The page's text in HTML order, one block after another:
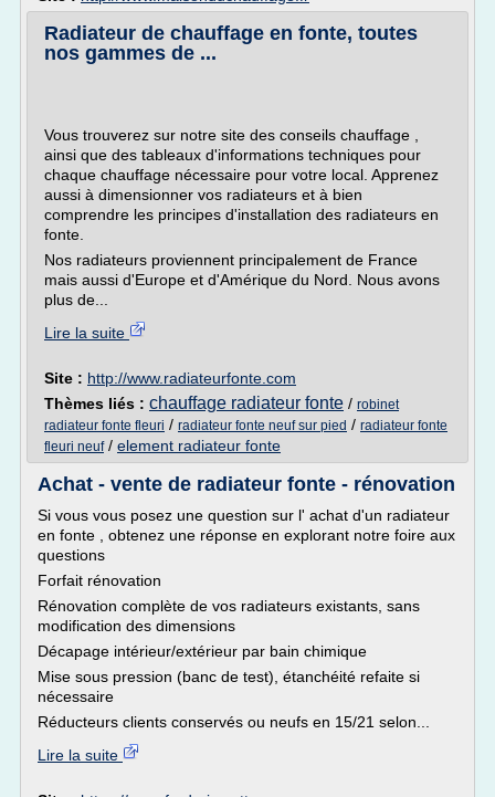
Radiateur de chauffage en fonte, toutes
nos gammes de ...
Vous trouverez sur notre site des conseils chauffage ,
ainsi que des tableaux d'informations techniques pour
chaque chauffage nécessaire pour votre local. Apprenez
aussi à dimensionner vos radiateurs et à bien
comprendre les principes d'installation des radiateurs en
fonte.
Nos radiateurs proviennent principalement de France
mais aussi d'Europe et d'Amérique du Nord. Nous avons
plus de...
Lire la suite
Site : http://www.radiateurfonte.com
Thèmes liés : chauffage radiateur fonte / robinet
radiateur fonte fleuri / radiateur fonte neuf sur pied / radiateur fonte
fleuri neuf/ element radiateur fonte
Achat - vente de radiateur fonte - rénovation
Si vous vous posez une question sur l' achat d'un radiateur
en fonte , obtenez une réponse en explorant notre foire aux
questions
Forfait rénovation
Rénovation complète de vos radiateurs existants, sans
modification des dimensions
Décapage intérieur/extérieur par bain chimique
Mise sous pression (banc de test), étanchéité refaite si
nécessaire
Réducteurs clients conservés ou neufs en 15/21 selon...
Lire la suite